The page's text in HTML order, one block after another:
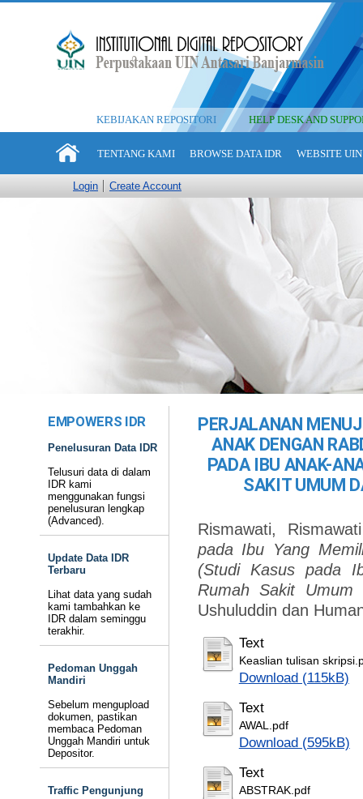
KEBIJAKAN REPOSITORI HELP DESK AND
TENTANG KAMI BROWSE DATA IDR WEBSITE
Login Create Account
EMPOWERS IDR
Penelusuran Data IDR
Telusuri data di dalam
IDR kami
menggunakan fungsi
penelusuran lengkap
(Advanced).
Update Data IDR
Terbaru
Lihat data yang sudah
kami tambahkan ke
IDR dalam seminggu
terakhir.
Pedoman Unggah
Mandiri
Sebelum mengupload
dokumen, pastikan
membaca Pedoman
Unggah Mandiri untuk
Depositor.
Traffic Pengunjung
PERJALANAN
ANAK DENGAN
PADA IBU ANAK-
SAKIT UMUM
Rismawati, Rismawati
pada Ibu Yang
(Studi Kasus pada
Rumah Sakit Umum
Ushuluddin dan
Text
Keaslian tulisan
Download (115kB)
Text
AWAL.pdf
Download (595kB)
Text
ABSTRAK.pdf